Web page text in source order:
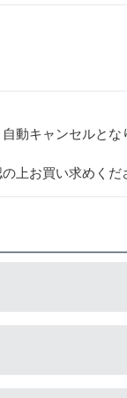
動キャンセルとな
上お買い求めくだ